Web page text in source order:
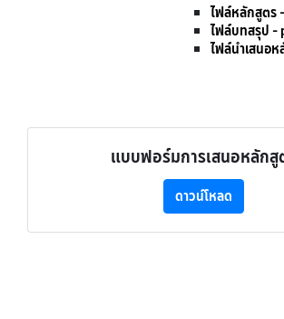
ไฟล์หลักสูตร
ไฟล์บทสรุป -
ไฟล์นำเสนอ
แบบฟอร์มการเสนอหลักสู
ดาวน์โหลด